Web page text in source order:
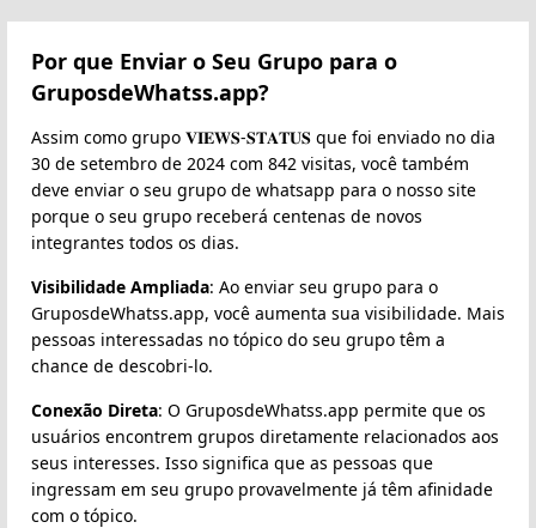
Por que Enviar o Seu Grupo para o
GruposdeWhatss.app?
Assim como grupo 𝐕𝐈𝐄𝐖𝐒-𝐒𝐓𝐀𝐓𝐔𝐒 que foi enviado no dia
30 de setembro de 2024 com 842 visitas, você também
deve enviar o seu grupo de whatsapp para o nosso site
porque o seu grupo receberá centenas de novos
integrantes todos os dias.
Visibilidade Ampliada: Ao enviar seu grupo para o
GruposdeWhatss.app, você aumenta sua visibilidade. Mais
pessoas interessadas no tópico do seu grupo têm a
chance de descobri-lo.
Conexão Direta: O GruposdeWhatss.app permite que os
usuários encontrem grupos diretamente relacionados aos
seus interesses. Isso significa que as pessoas que
ingressam em seu grupo provavelmente já têm afinidade
com o tópico.